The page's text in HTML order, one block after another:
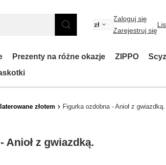
zł
Zaloguj się
Zarejestruj się
Prezenty na różne okazje ZIPPO
złotem Figurka ozdobna - Anioł z gwiazdką.
Anioł z gwiazdką.